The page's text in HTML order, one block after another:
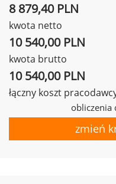
8 879,40 PLN
kwota netto
10 540,00 PLN
kwota brutto
10 540,00 PLN
łączny koszt
obliczenia
zmień